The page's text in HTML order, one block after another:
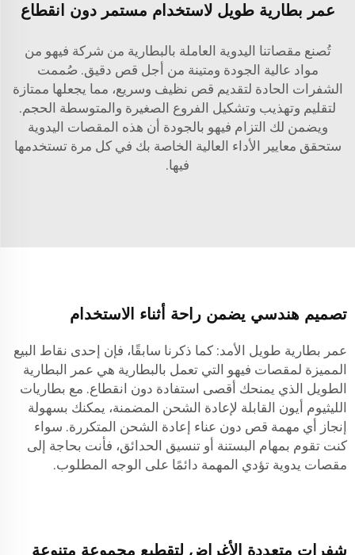
عمر بطارية طويل لاستخدام مستمر دون انقطاع
تُصنع مقصاتنا اليدوية العاملة بالبطارية من شركة فيهو من
مواد عالية الجودة ومتينة من أجل قص دقيق. صُممت
الشفرات الحادة لتقديم قص نظيف وسريع، مما يجعلها ممتازة
لتقليم وتهذيب وتشكيل الفروع الصغيرة والمتوسطة الحجم.
ويضمن لك التزام فيهو بالجودة أن هذه المقصات اليدوية
ستحقق معايير الأداء العالية الخاصة بك في كل مرة تستخدمها
فيها.
تصميم هندسي يضمن راحة أثناء الاستخدام
عمر بطارية طويل الأمد: كما ذكرنا سابقًا، فإن إحدى نقاط البيع
المميزة لمقصات فيهو التي تعمل بالبطارية هي عمر البطارية
الطويل الذي يمنحك أقصى استفادة دون انقطاع. مع بطاريات
الليثيوم أيون القابلة لإعادة الشحن المضمنة، يمكنك بسهولة
إنجاز أي مهمة قص دون عناء إعادة الشحن المتكررة. سواء
كنت تقوم بمهام البستنة أو تنسيق الحدائق، فأنت بحاجة إلى
مقصات يدوية تؤدي المهمة دائمًا على الوجه المطلوب.
شفرات متعددة الأغراض لتقطيع مجموعة متنوعة